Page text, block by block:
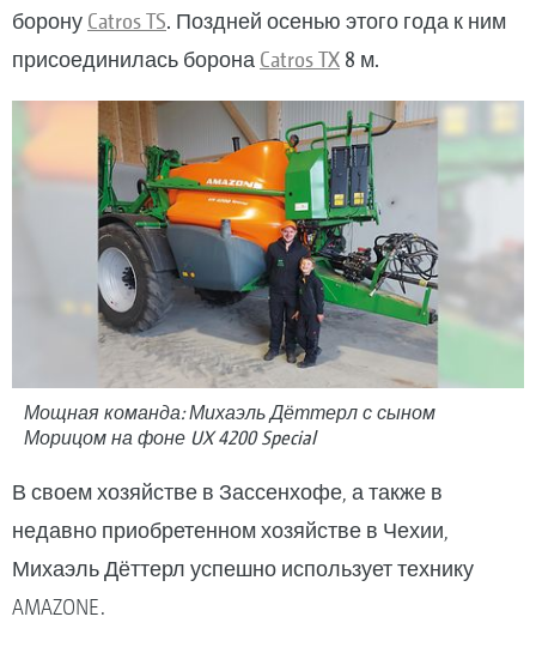
борону Catros TS. Поздней осенью этого года к ним
присоединилась борона Catros TX 8 м.
Мощная команда: Михаэль Дёттерл с сыном
Морицом на фоне UX 4200 Special
В своем хозяйстве в Зассенхофе, а также в
недавно приобретенном хозяйстве в Чехии,
Михаэль Дёттерл успешно использует технику
AMAZONE.